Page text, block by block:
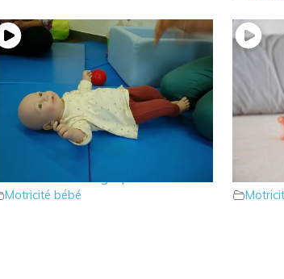
11 – Que faire lorsque bébé est
tout mou et bouge peu ?
Motricité bébé
10 –
bébé